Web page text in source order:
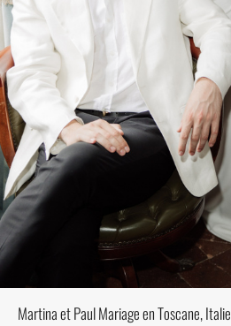
Martina et Paul Mariage en Toscane, Italie